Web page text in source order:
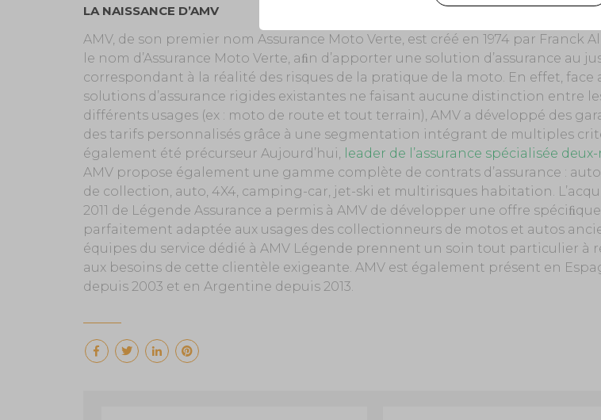
LA NAISSANCE D’AMV
AMV, de son premier nom Assurance Moto Verte, est créé en 1974 par Franck
le nom d’Assurance Moto Verte, aﬁn d’apporter une solution d’assurance au
correspondant à la réalité des risques de la pratique de la moto. En effet, face
solutions d’assurance rigides existantes ne faisant aucune distinction entre
différents usages (ex : moto de route et tout terrain), AMV a développé des
des tarifs personnalisés grâce à une segmentation intégrant de multiples
également été précurseur Aujourd’hui,
leader de l’assurance spécialisée
AMV propose également une gamme complète de contrats d’assurance :
de collection, auto, 4X4, camping-car, jet-ski et multirisques habitation.
2011 de Légende Assurance a permis à AMV de développer une offre spéciﬁque,
parfaitement adaptée aux usages des collectionneurs de motos et autos
équipes du service dédié à AMV Légende prennent un soin tout particulier à
aux besoins de cette clientèle exigeante. AMV est également présent en
depuis 2003 et en Argentine depuis 2013.